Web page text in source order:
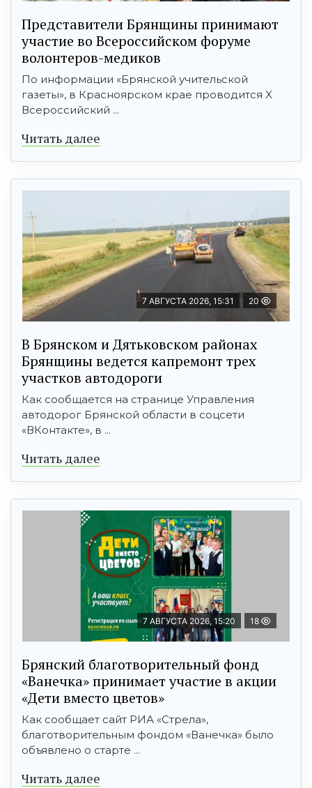
Представители Брянщины принимают
участие во Всероссийском форуме
волонтеров-медиков
По информации «Брянской учительской
газеты», в Красноярском крае проводится X
Всероссийский ...
Читать далее
7 АВГУСТА 2026, 15:31 20
В Брянском и Дятьковском районах
Брянщины ведется капремонт трех
участков автодороги
Как сообщается на странице Управления
автодорог Брянской области в соцсети
«ВКонтакте», в ...
Читать далее
7 АВГУСТА 2026, 15:20 18
Брянский благотворительный фонд
«Ванечка» принимает участие в акции
«Дети вместо цветов»
Как сообщает сайт РИА «Стрела»,
благотворительным фондом «Ванечка» было
объявлено о старте ...
Читать далее